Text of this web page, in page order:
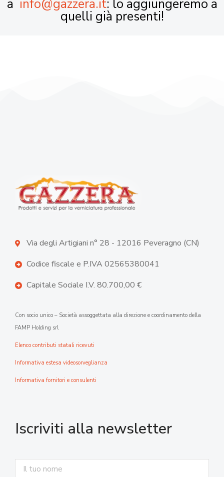
a info@gazzera.it: lo aggiungeremo a
quelli già presenti!
Via degli Artigiani n° 28 - 12016 Peveragno (CN)
Codice fiscale e P.IVA 02565380041
Capitale Sociale I.V. 80.700,00 €
Con socio unico – Società assoggettata alla direzione e coordinamento della
FAMP Holding srl
Elenco contributi statali ricevuti
Informativa estesa videosorveglianza
Informativa fornitori e consulenti
Iscriviti alla newsletter